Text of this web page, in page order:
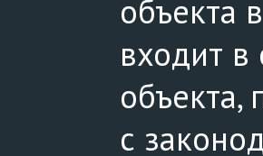
объекта
входит в
объекта,
с